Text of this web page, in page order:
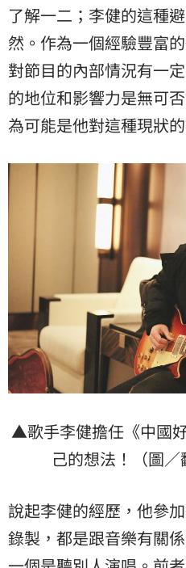
了解一二；李健的這種
然。作為一個經驗豐富
對節目的內部情況有一
的地位和影響力是無可
為可能是他對這種現狀
▲歌手李健擔任《中國
己的想法！（圖／
說起李健的經歷，他參
錄製，都是跟音樂有關